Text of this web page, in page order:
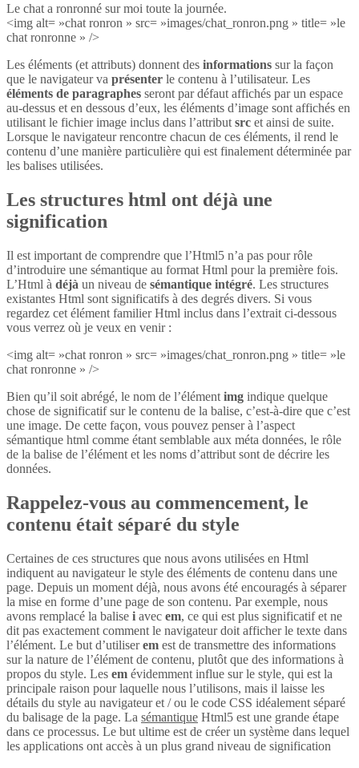
Le chat a ronronné sur moi toute la journée.
<img alt= »chat ronron » src= »images/chat_ronron.png » title= »le
chat ronronne » />
Les éléments (et attributs) donnent des informations sur la façon
que le navigateur va présenter le contenu à l’utilisateur. Les
éléments de paragraphes seront par défaut affichés par un espace
au-dessus et en dessous d’eux, les éléments d’image sont affichés en
utilisant le fichier image inclus dans l’attribut src et ainsi de suite.
Lorsque le navigateur rencontre chacun de ces éléments, il rend le
contenu d’une manière particulière qui est finalement déterminée par
les balises utilisées.
Les structures html ont déjà une
signification
Il est important de comprendre que l’Html5 n’a pas pour rôle
d’introduire une sémantique au format Html pour la première fois.
L’Html à déjà un niveau de sémantique intégré. Les structures
existantes Html sont significatifs à des degrés divers. Si vous
regardez cet élément familier Html inclus dans l’extrait ci-dessous
vous verrez où je veux en venir :
<img alt= »chat ronron » src= »images/chat_ronron.png » title= »le
chat ronronne » />
Bien qu’il soit abrégé, le nom de l’élément img indique quelque
chose de significatif sur le contenu de la balise, c’est-à-dire que c’est
une image. De cette façon, vous pouvez penser à l’aspect
sémantique html comme étant semblable aux méta données, le rôle
de la balise de l’élément et les noms d’attribut sont de décrire les
données.
Rappelez-vous au commencement, le
contenu était séparé du style
Certaines de ces structures que nous avons utilisées en Html
indiquent au navigateur le style des éléments de contenu dans une
page. Depuis un moment déjà, nous avons été encouragés à séparer
la mise en forme d’une page de son contenu. Par exemple, nous
avons remplacé la balise i avec em, ce qui est plus significatif et ne
dit pas exactement comment le navigateur doit afficher le texte dans
l’élément. Le but d’utiliserem est de transmettre des informations
sur la nature de l’élément de contenu, plutôt que des informations à
propos du style. Les em évidemment influe sur le style, qui est la
principale raison pour laquelle nous l’utilisons, mais il laisse les
détails du style au navigateur et / ou le code CSS idéalement séparé
du balisage de la page. La sémantique Html5 est une grande étape
dans ce processus. Le but ultime est de créer un système dans lequel
les applications ont accès à un plus grand niveau de signification